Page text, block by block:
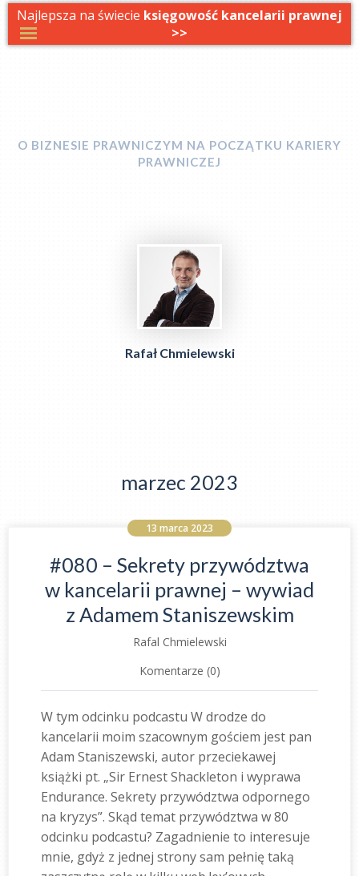
Najlepsza na świecie księgowość kancelarii prawnej
>>
O BIZNESIE PRAWNICZYM NA POCZĄTKU KARIERY
PRAWNICZEJ
Rafał Chmielewski
marzec 2023
13 marca 2023
#080 – Sekrety przywództwa
w kancelarii prawnej – wywiad
z Adamem Staniszewskim
Rafal Chmielewski
Komentarze (0)
W tym odcinku podcastu W drodze do
kancelarii moim szacownym gościem jest pan
Adam Staniszewski, autor przeciekawej
książki pt. „Sir Ernest Shackleton i wyprawa
Endurance. Sekrety przywództwa odpornego
na kryzys”. Skąd temat przywództwa w 80
odcinku podcastu? Zagadnienie to interesuje
mnie, gdyż z jednej strony sam pełnię taką